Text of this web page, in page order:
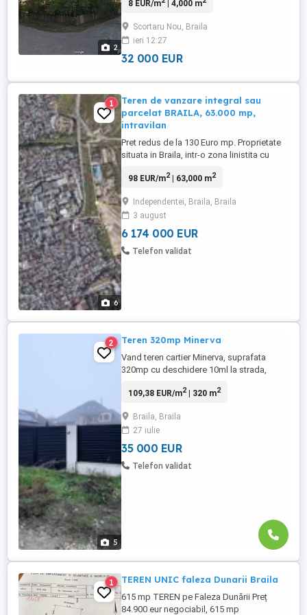
2
deschidere la drumul județean și la 2
Preț: 8 euro/m2 negociabil. Pretabil orice
activități de privatizare, agricultură,
supermarket, ...
8 EUR/m | 4,000 m
Scortaru Nou, Braila
ieri 12:27
32 000 EUR
6
1
Teren de vanzare integral sau
parcelat BRAILA, 63.000 mp,
intravilan
Pret redus de la 130 Euro mp. Proprietate
situata in Braila, intr-o zona linistita cu
multe rute (mai putin de 1 minut): - str.
str. Dezrobirii (-> zona ultracentrala); - str.
Vadul Ghecetului ...
98 EUR/m2| 63,000 m2
Independentei, Braila, Braila
3 august
6 174 000 EUR
Telefon validat
5
2 Teren 320mp Minerva
Vand teren cartier Minerva, suprafata
320mp cu deschidere 10ml la strada,
electric, apa, canalizare), poarta cu acces
pentru constructie casa, fiind amplasat
intre case deja locuite. Pret - 35.000 euro
neg. Pentru ...
109,38 EUR/m2| 320 m2
Braila, Braila
27 iulie
35 000 EUR
Telefon validat
1 TEREN UNIC faleza Dunarii Braila
615 mp TEREN pe Faleza Dunării Preț
84.900 eur negociabil, 615 mp